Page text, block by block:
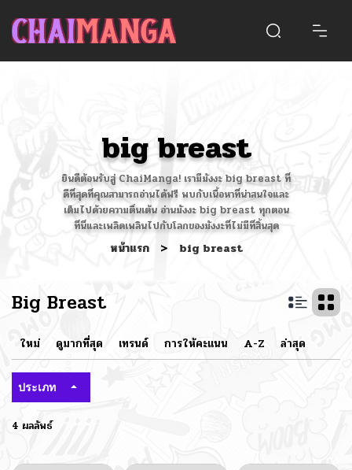
big breast
ยินดีต้อนรับสู่ ChaiManga! เรามีมังงะ big breast ที่
ดีที่สุดที่คุณสามารถอ่านได้ฟรี พบกับเนื้อหาที่น่าสนใจและ
เต็มไปด้วยความตื่นเต้น อ่านมังงะ big breast ทุกตอน
ที่นี่และเพลิดเพลินไปกับโลกของมังงะที่ไม่มีที่สิ้นสุด
หน้าแรก > big breast
Big Breast
ใหม่ ดูมากที่สุด เทรนด์ การให้คะแนน A-Z ล่าสุด
ประเภท
4 ผลลัพธ์